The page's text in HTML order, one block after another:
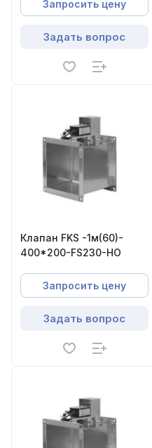
Запросить цену
Задать вопрос
Клапан FKS -1м(60)-
400*200-FS230-НО
Запросить цену
Задать вопрос